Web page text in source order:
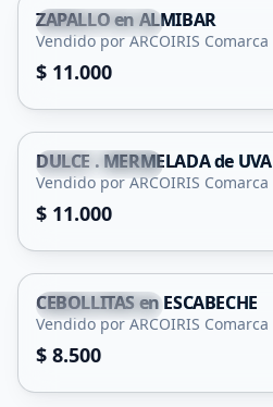
San Francisco
ZAPALLO en ALMIBAR
Vendido por ARCOIRIS Comarca
$ 11.000
San Francisco
DULCE . MERMELADA de UVA
Vendido por ARCOIRIS Comarca
$ 11.000
San Francisco
CEBOLLITAS en ESCABECHE
Vendido por ARCOIRIS Comarca
$ 8.500